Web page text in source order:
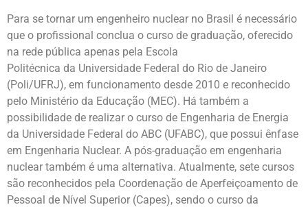
Para se tornar um engenheiro nuclear no Brasil é necessário
que o profissional conclua o curso de graduação, oferecido
na rede pública apenas pela Escola
Politécnica da Universidade Federal do Rio de Janeiro
(Poli/UFRJ), em funcionamento desde 2010 e reconhecido
pelo Ministério da Educação (MEC). Há também a
possibilidade de realizar o curso de Engenharia de Energia
da Universidade Federal do ABC (UFABC), que possui ênfase
em Engenharia Nuclear. A pós-graduação em engenharia
nuclear também é uma alternativa. Atualmente, sete cursos
são reconhecidos pela Coordenação de Aperfeiçoamento de
Pessoal de Nível Superior (Capes), sendo o curso da